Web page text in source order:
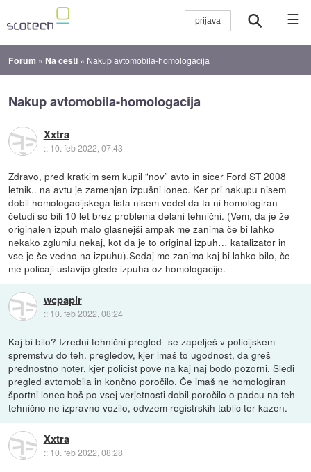
☰
Forum » Na cesti » Nakup avtomobila-homologacija
Nakup avtomobila-homologacija
Xxtra
:: 10. feb 2022, 07:43
Zdravo, pred kratkim sem kupil “nov” avto in sicer Ford ST 2008
letnik.. na avtu je zamenjan izpušni lonec. Ker pri nakupu nisem
dobil homologacijskega lista nisem vedel da ta ni homologiran
četudi so bili 10 let brez problema delani tehnični. (Vem, da je že
originalen izpuh malo glasnejši ampak me zanima če bi lahko
nekako zglumiu nekaj, kot da je to original izpuh… katalizator in
vse je še vedno na izpuhu).Sedaj me zanima kaj bi lahko bilo, če
me policaji ustavijo glede izpuha oz homologacije.
wcpapir
:: 10. feb 2022, 08:24
Kaj bi bilo? Izredni tehnični pregled- se zapelješ v policijskem
spremstvu do teh. pregledov, kjer imaš to ugodnost, da greš
prednostno noter, kjer policist pove na kaj naj bodo pozorni. Sledi
pregled avtomobila in končno poročilo. Če imaš ne homologiran
športni lonec boš po vsej verjetnosti dobil poročilo o padcu na teh-
tehnično ne izpravno vozilo, odvzem registrskih tablic ter kazen.
Xxtra
:: 10. feb 2022, 08:28